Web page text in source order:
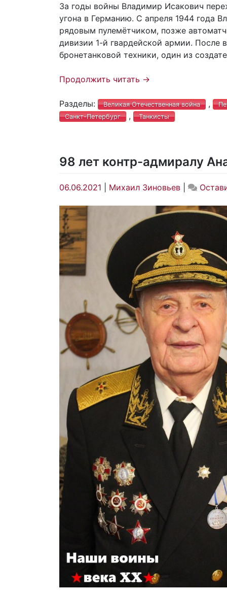
За годы войны Владимир Исакович
угона в Германию. С апреля 1944 года
рядовым пулемётчиком, позже
дивизии 1-й гвардейской армии.
бронетанковой техники, один из
Продолжить читать →
Разделы: Великая Отечественная война ,
Санкт-Петербург , Танкисты
98 лет контр-адмиралу
06.06.2021 Михаил Зиновьев